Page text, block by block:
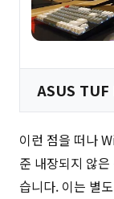
ASUS
이런 점을 떠나
준 내장되지 않
습니다. 이는 별